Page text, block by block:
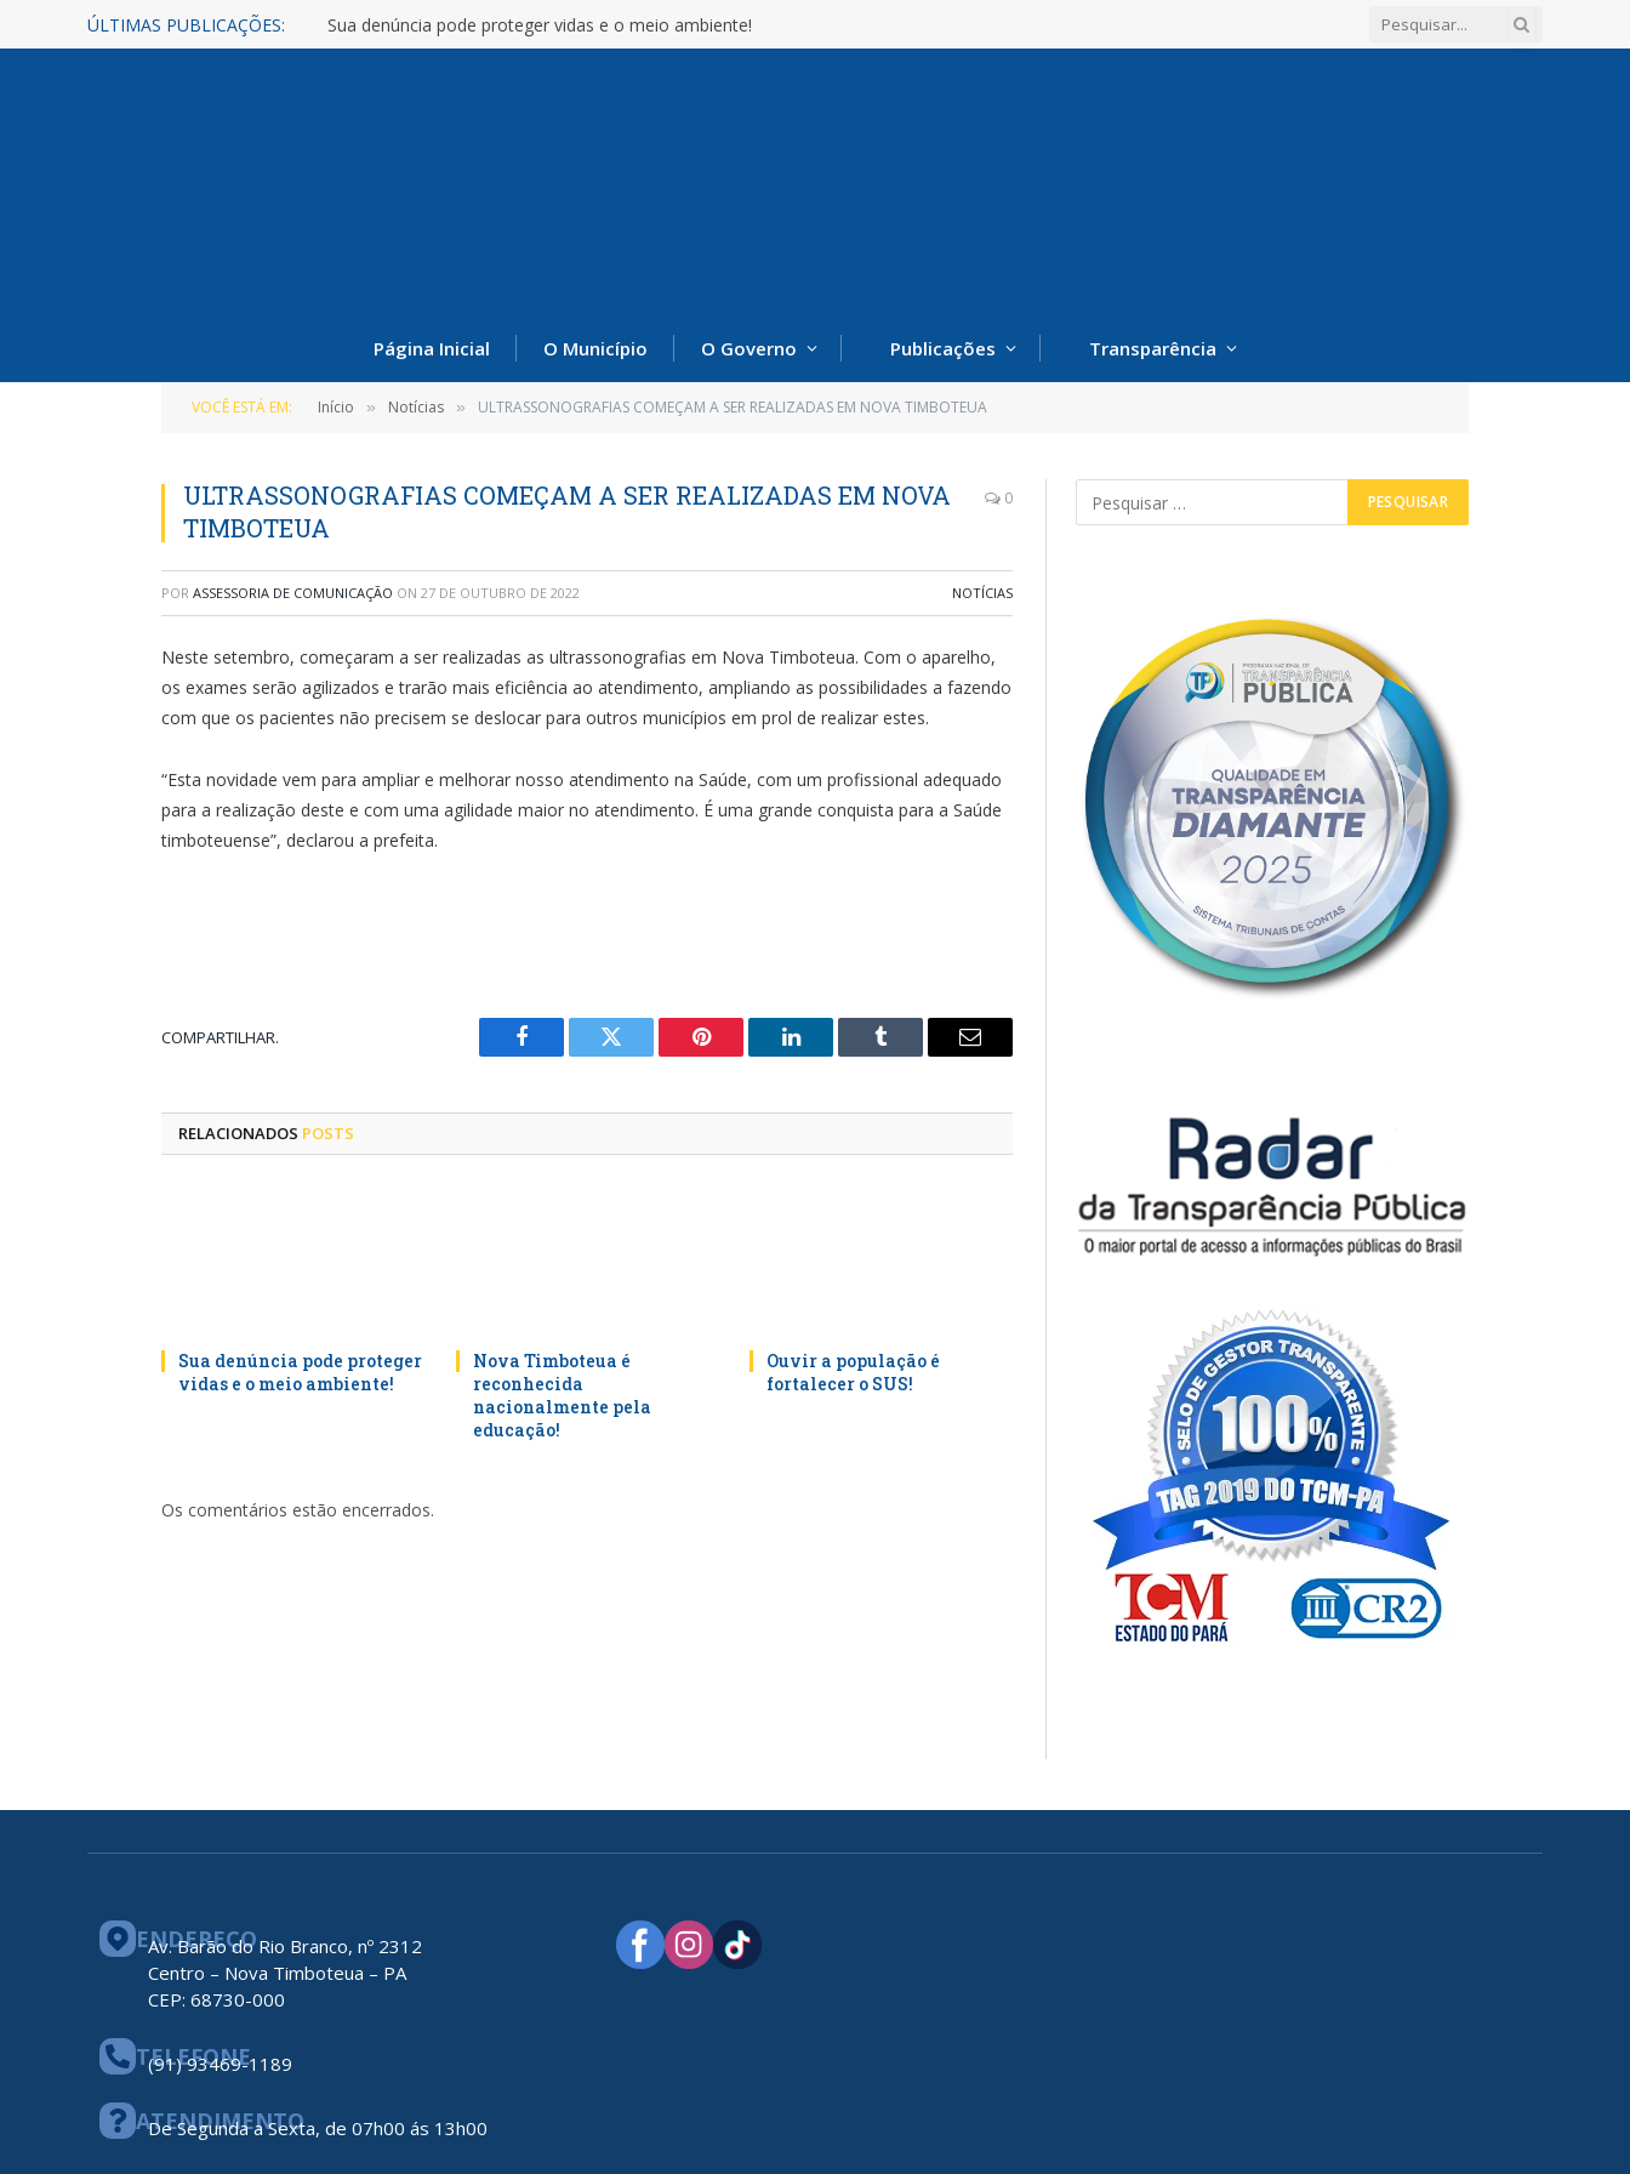
ÚLTIMAS PUBLICAÇÕES: Sua denúncia pode proteger vidas e o meio ambiente!
Página Inicial O Município O Governo Publicações Transparência
VOCÊ ESTÁ EM: Início » Notícias » ULTRASSONOGRAFIAS COMEÇAM A SER REALIZADAS EM NOVA TIMBOTEUA
ULTRASSONOGRAFIAS COMEÇAM A SER REALIZADAS EM NOVA
TIMBOTEUA
0
POR ASSESSORIA DE COMUNICAÇÃO ON 27 DE OUTUBRO DE 2022 NOTÍCIAS
Neste setembro, começaram a ser realizadas as ultrassonografias em Nova Timboteua. Com o aparelho,
os exames serão agilizados e trarão mais eficiência ao atendimento, ampliando as possibilidades a fazendo
com que os pacientes não precisem se deslocar para outros municípios em prol de realizar estes.
“Esta novidade vem para ampliar e melhorar nosso atendimento na Saúde, com um profissional adequado
para a realização deste e com uma agilidade maior no atendimento. É uma grande conquista para a Saúde
timboteuense”, declarou a prefeita.
COMPARTILHAR.
Facebook Twitter Pinterest LinkedIn Tumblr
E-
RELACIONADOS POSTS
Sua denúncia pode proteger
vidas e o meio ambiente!
Nova Timboteua é
reconhecida
nacionalmente pela
educação!
Ouvir a população é
fortalecer o SUS!
Os comentários estão encerrados.
ENDEREÇO
Av. Barão do Rio Branco, nº 2312
Centro – Nova Timboteua – PA
CEP: 68730-000
TELEFONE
(91) 93469-1189
ATENDIMENTO
De Segunda a Sexta, de 07h00 ás 13h00